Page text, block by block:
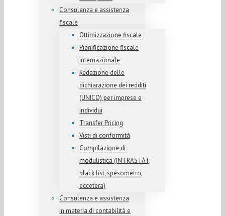
Consulenza e assistenza
fiscale
Ottimizzazione fiscale
Pianificazione fiscale
internazionale
Redazione delle
dichiarazione dei redditi
(UNICO) per imprese e
individui
Transfer Pricing
Visti di conformità
Compilazione di
modulistica (INTRASTAT,
black list, spesometro,
eccetera)
Consulenza e assistenza
in materia di contabilità e